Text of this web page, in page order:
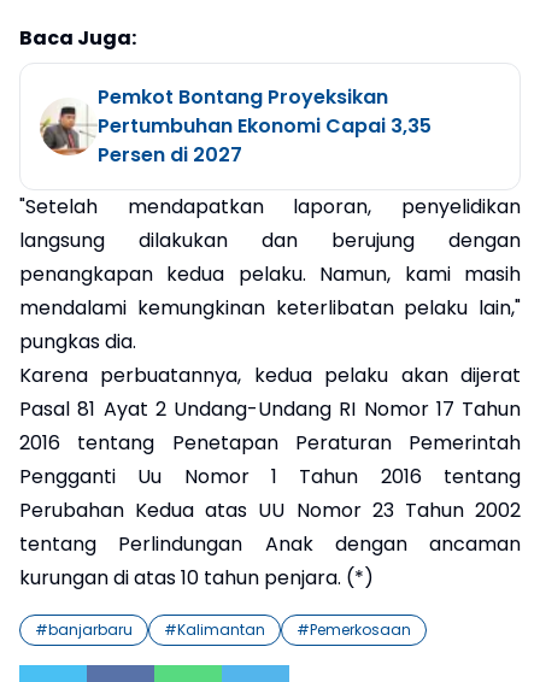
Baca Juga:
Pemkot Bontang Proyeksikan
Pertumbuhan Ekonomi Capai 3,35
Persen di 2027
"Setelah mendapatkan laporan, penyelidikan
langsung dilakukan dan berujung dengan
penangkapan kedua pelaku. Namun, kami masih
mendalami kemungkinan keterlibatan pelaku lain,"
pungkas dia.
Karena perbuatannya, kedua pelaku akan dijerat
Pasal 81 Ayat 2 Undang-Undang RI Nomor 17 Tahun
2016 tentang Penetapan Peraturan Pemerintah
Pengganti Uu Nomor 1 Tahun 2016 tentang
Perubahan Kedua atas UU Nomor 23 Tahun 2002
tentang Perlindungan Anak dengan ancaman
kurungan di atas 10 tahun penjara. (*)
#banjarbaru #Kalimantan #Pemerkosaan